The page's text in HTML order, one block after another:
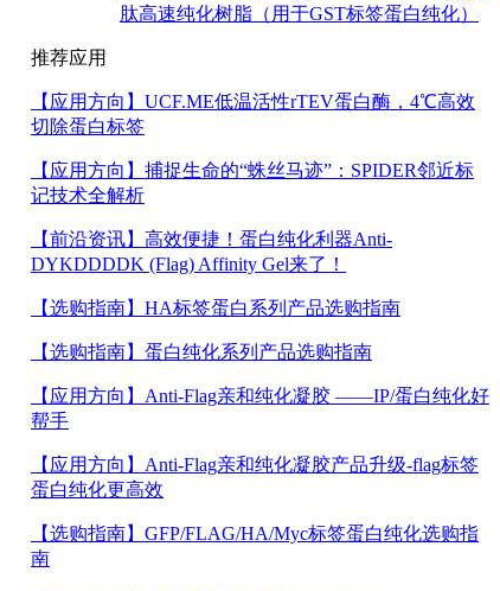
肽高速纯化树脂（用于GST标签蛋白纯化）
推荐应用
【应用方向】 UCF.ME低温活性rTEV蛋白酶，4℃高效
切除蛋白标签
【应用方向】 捕捉生命的“蛛丝马迹”：SPIDER邻近标
记技术全解析
【前沿资讯】 高效便捷！蛋白纯化利器Anti-
DYKDDDDK (Flag) Affinity Gel来了！
【选购指南】 HA标签蛋白系列产品选购指南
【选购指南】 蛋白纯化系列产品选购指南
【应用方向】 Anti-Flag亲和纯化凝胶 ——IP/蛋白纯化好
帮手
【应用方向】 Anti-Flag亲和纯化凝胶产品升级-flag标签
蛋白纯化更高效
【选购指南】 GFP/FLAG/HA/Myc标签蛋白纯化选购指
南